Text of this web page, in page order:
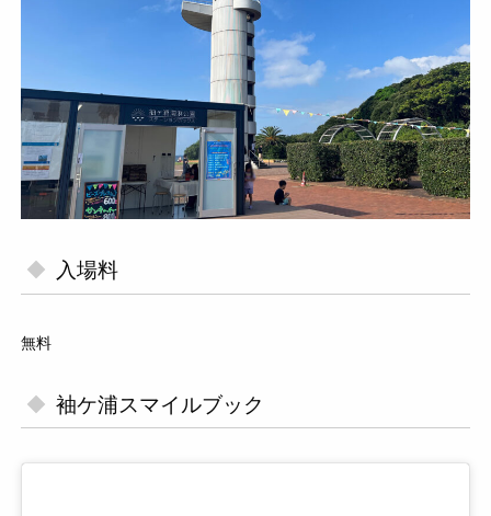
入場料
無料
袖ケ浦スマイルブック